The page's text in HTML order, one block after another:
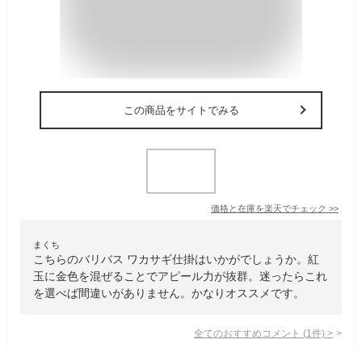
この商品をサイトでみる
価格と在庫を楽天でチェック >>
まくち
こちらのバリバス ワカサギ仕掛はいかがでしょうか。紅
玉に金色を混ぜることでアピール力が抜群。迷ったらこれ
を選べば間違いがありません。かなりオススメです。
全てのおすすめコメント (1 件) >